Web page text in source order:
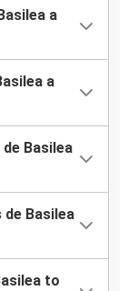
a
a
Basilea
de Basilea
to